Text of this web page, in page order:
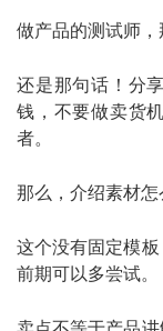
做产品的测试师，
还是那句话！分
钱，不要做卖货
者。
那么，介绍素材怎
这个没有固定模
前期可以多尝试。